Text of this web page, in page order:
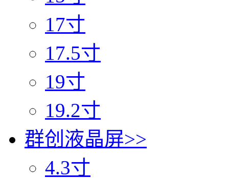
17寸
17.5寸
19寸
19.2寸
群创液晶屏>>
4.3寸